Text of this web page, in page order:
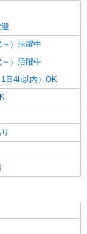
～）活躍中
）活躍中
日4h以内）OK